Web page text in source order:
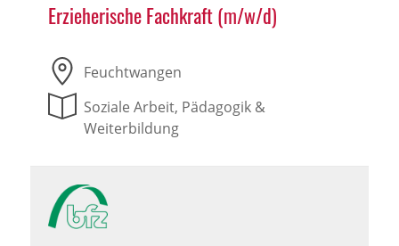
Erzieherische Fachkraft (m/w/d)
Feuchtwangen
Soziale Arbeit, Pädagogik &
Weiterbildung